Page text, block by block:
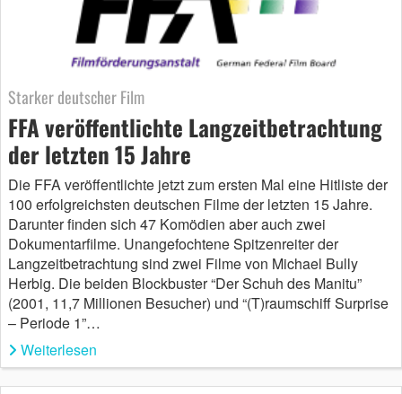
Starker deutscher Film
FFA veröffentlichte Langzeitbetrachtung
der letzten 15 Jahre
Die FFA veröffentlichte jetzt zum ersten Mal eine Hitliste der
100 erfolgreichsten deutschen Filme der letzten 15 Jahre.
Darunter finden sich 47 Komödien aber auch zwei
Dokumentarfilme. Unangefochtene Spitzenreiter der
Langzeitbetrachtung sind zwei Filme von Michael Bully
Herbig. Die beiden Blockbuster “Der Schuh des Manitu”
(2001, 11,7 Millionen Besucher) und “(T)raumschiff Surprise
– Periode 1”…
Weiterlesen